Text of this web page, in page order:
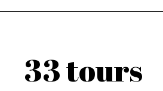
33 tours